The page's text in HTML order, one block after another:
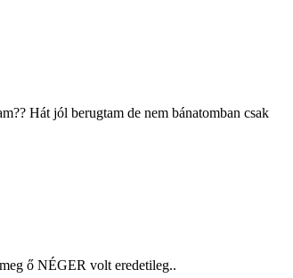
Hát jól berugtam de nem bánatomban csak
ő NÉGER volt eredetileg..